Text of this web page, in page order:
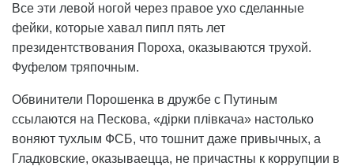
Все эти левой ногой через правое ухо сделанные
фейки, которые хавал пипл пять лет
президентствования Пороха, оказываются трухой.
Фуфелом тряпочным.
Обвинители Порошенка в дружбе с Путиным
ссылаются на Пескова, «дірки плівкача» настолько
воняют тухлым ФСБ, что тошнит даже привычных, а
Гладковские, оказываецца, не причастны к коррупции в